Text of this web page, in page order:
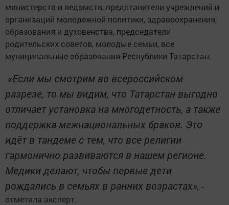
министерств и ведомств, представители учреждений и
организаций молодежной политики, здравоохранения,
образования и духовенства, председатели
родительских советов, молодые семьи, все
муниципальные образования Республики Татарстан.
«Если мы смотрим во всероссийском
разрезе, то мы видим, что Татарстан выгодно
отличает установка на многодетность, а также
поддержка межнациональных браков. Это
идёт в тандеме с тем, что все религии
гармонично развиваются в нашем регионе.
Медики делают, чтобы первые дети
рождались в семьях в ранних возрастах», -
отметила эксперт.